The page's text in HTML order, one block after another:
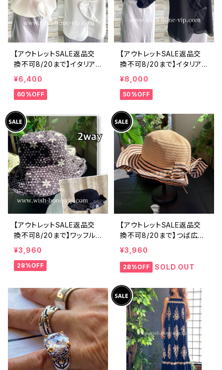
【アウトレットSALE返品交
換不可8/20まで】イタリア
製 CASADEILUCA ITALY
｜前フリル＆BIGフリルトッ
プス /ホワイト
¥6,400
60%OFF
【アウトレットSALE返品交
換不可8/20まで】イタリア
製 CASADEILUCA ITALY
｜前フリル＆BIGフリルトッ
プス /ブラック
¥8,000
50%OFF
【アウトレットSALE返品交
換不可8/20まで】ワッフル
立体フラワー＆無地 2way
リバーシブルハット・ワイヤ
ー入り変形ハット・フラワー
¥3,960
28%OFF
【アウトレットSALE返品交
換不可8/20まで】つば広サ
マーハット・通気性・軽量 ワ
イヤー入りハット ボーダー
＆BIGリボン・女優帽 UV/紫
帽子【ベージュ】
¥3,960
28%OFF SOLD OUT